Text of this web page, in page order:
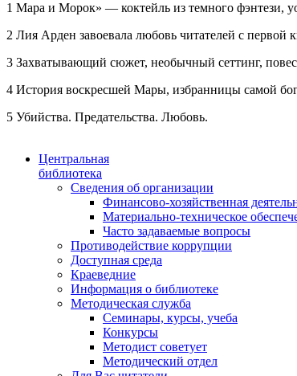
1 Мара и Морок» — коктейль из темного фэнтези,
2 Лия Арден завоевала любовь читателей с первой
3 Захватывающий сюжет, необычный сеттинг,
4 История воскресшей Мары, избранницы самой
5 Убийства. Предательства. Любовь.
Центральная
библиотека
Сведения об организации
Финансово-хозяйственная
Материально-техническое
Часто задаваемые вопросы
Противодействие коррупции
Доступная среда
Краеведние
Информация о библиотеке
Методическая служба
Семинары, курсы, учеба
Конкурсы
Методист советует
Методический отдел